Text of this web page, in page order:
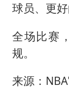
球员、更
全场比赛
规。
来源：